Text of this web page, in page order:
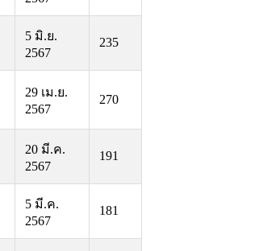
5 มิ.ย.
2567
235
29 เม.ย.
2567
270
20 มี.ค.
2567
191
5 มี.ค.
2567
181